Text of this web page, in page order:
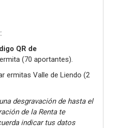
QR de
(70 aportantes).
ermitas Valle de Liendo (2
desgravación de hasta el
de la Renta te
indicar tus datos